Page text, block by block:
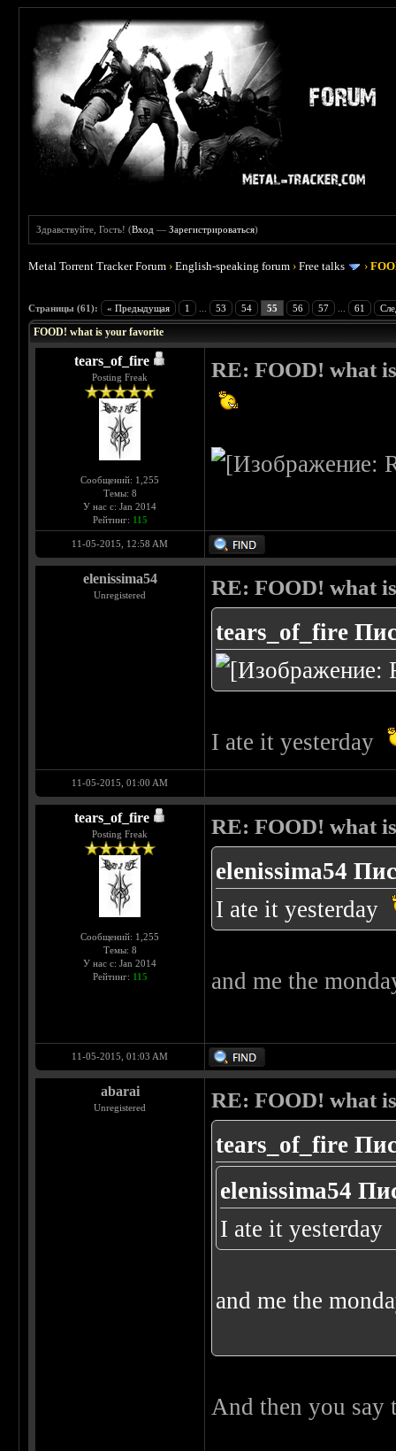
Здравствуйте, Гость! (Вход —Зарегистрироваться)
Metal Torrent Tracker Forum ›English-speaking forum ›Free talks ›
Страницы (61): « Предыдущая 1 53 54 55 56 57 61
FOOD! what is your favorite
tears_of_fire
Posting Freak
Сообщений: 1,255
Темы: 8
У нас с: Jan 2014
Рейтинг: 115
RE: FOOD! what
11-05-2015, 12:58 AM
elenissima54
Unregistered RE: FOOD! what
tears_of_fire
I ate it yesterday
11-05-2015, 01:00 AM
tears_of_fire
Posting Freak
Сообщений: 1,255
Темы: 8
У нас с: Jan 2014
Рейтинг: 115
RE: FOOD! what
elenissima54
I ate it yesterday
and me the
11-05-2015, 01:03 AM
abarai
Unregistered RE: FOOD! what
tears_of_fire
elenissima54
I ate it yesterday
and me the
And then you say